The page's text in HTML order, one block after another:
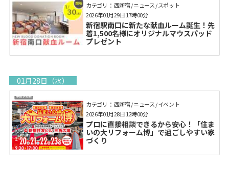
カテゴリ： 西新宿 / ニュース / スポット
新宿駅南口に新たな献血ルーム誕生！先
着1,500名様にオリジナルマウスパッド
プレゼント
2026年01月29日 17時00分
01月28日（水）
カテゴリ： 西新宿 / ニュース / イベント
プロに直接相談できるから安心！「住ま
いの大リフォーム博」で過ごしやすい家
づくり
2026年01月28日 12時00分